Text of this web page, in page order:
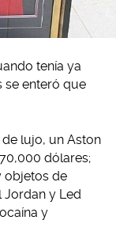
tenía ya
se enteró que
lujo, un Aston
dólares;
objetos de
Jordan y Led
y